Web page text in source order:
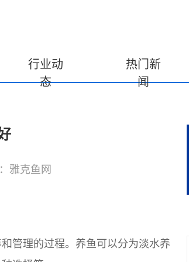
行业动
态
热门新
闻
雅克鱼网
管理的过程。养鱼可以分为淡水养